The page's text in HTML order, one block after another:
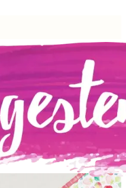
Verlosung!
Blog